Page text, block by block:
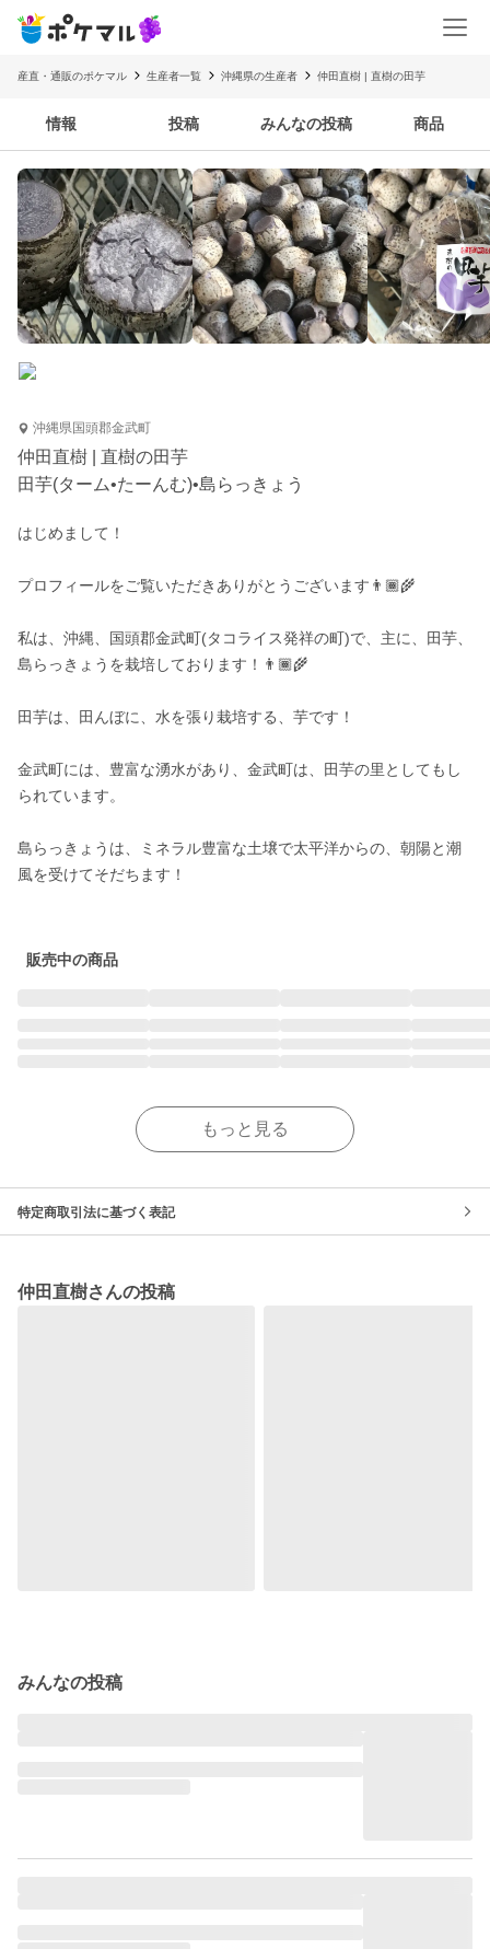
産直・通販のポケマル 生産者一覧 沖縄県の生産者 仲田直樹 | 直樹の田芋
情報 投稿 みんなの投稿 商品
沖縄県国頭郡金武町
仲田直樹 | 直樹の田芋
田芋(ターム•たーんむ)•島らっきょう
はじめまして！
プロフィールをご覧いただきありがとうございます👨🏾‍🌾
私は、沖縄、国頭郡金武町(タコライス発祥の町)で、主に、田芋、
島らっきょうを栽培しております！👨🏾‍🌾
田芋は、田んぼに、水を張り栽培する、芋です！
金武町には、豊富な湧水があり、金武町は、田芋の里としてもし
られています。
島らっきょうは、ミネラル豊富な土壌で太平洋からの、朝陽と潮
風を受けてそだちます！
販売中の商品
もっと見る
特定商取引法に基づく表記
仲田直樹さんの投稿
みんなの投稿